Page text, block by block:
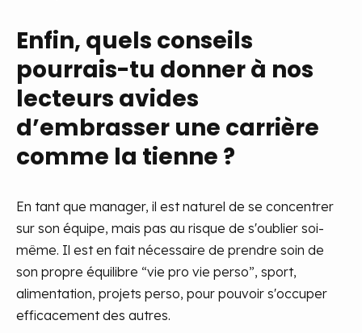
Enfin, quels conseils
pourrais-tu donner à nos
lecteurs avides
d’embrasser une carrière
comme la tienne ?
En tant que manager, il est naturel de se concentrer
sur son équipe, mais pas au risque de s'oublier soi-
même. Il est en fait nécessaire de prendre soin de
son propre équilibre “vie pro vie perso”, sport,
alimentation, projets perso, pour pouvoir s'occuper
efficacement des autres.